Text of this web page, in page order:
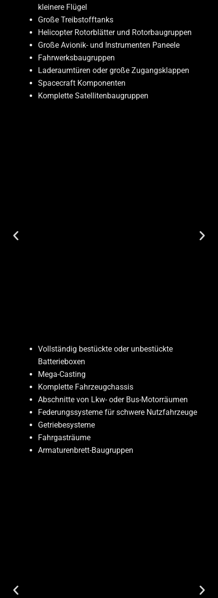
kleinere Flügel
Große Treibstofftanks
Helicopter Rotorblätter und Rotorbaugruppen
Große Avionik- und Instrumenten Paneele
Fahrwerksbaugruppen
Laderaumtüren oder große Zugangsklappen
Spacecraft Komponenten
Komplette Satellitenbaugruppen
Vollständig bestückte oder unbestückte
Batterieboxen
Mega-Casting
Komplette Fahrzeugchassis
Abschnitte von Lkw- oder Bus-Motorräumen
Federungssysteme für schwere Nutzfahrzeuge
Getriebesysteme
Fahrgasträume
Armaturenbrett-Baugruppen